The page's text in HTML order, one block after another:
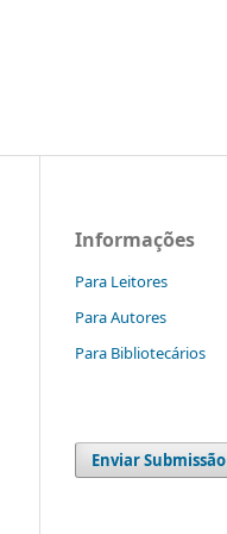
Informações
Para Leitores
Para Autores
Para Bibliotecários
Enviar Submissão